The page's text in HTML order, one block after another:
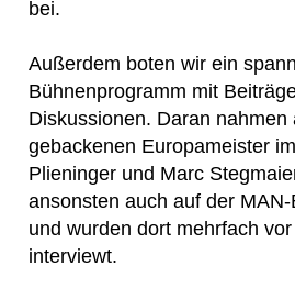
bei.
Außerdem boten wir ein
Bühnenprogramm mit
Diskussionen. Daran nahmen
gebackenen Europameister
Plieninger und Marc
ansonsten auch auf der
und wurden dort mehrfach
interviewt.